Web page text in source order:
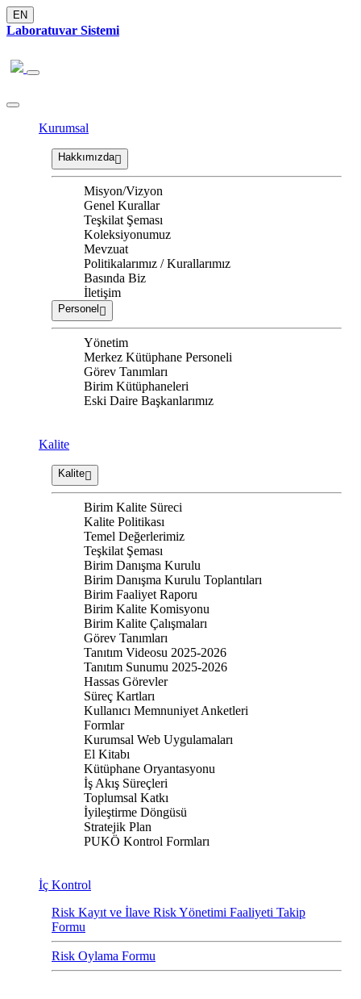
EN
Laboratuvar Sistemi
Kurumsal
Hakkımızda
Misyon/Vizyon
Genel Kurallar
Teşkilat Şeması
Koleksiyonumuz
Mevzuat
Politikalarımız / Kurallarımız
Basında Biz
İletişim
Personel
Yönetim
Merkez Kütüphane Personeli
Görev Tanımları
Birim Kütüphaneleri
Eski Daire Başkanlarımız
Kalite
Kalite
Birim Kalite Süreci
Kalite Politikası
Temel Değerlerimiz
Teşkilat Şeması
Birim Danışma Kurulu
Birim Danışma Kurulu Toplantıları
Birim Faaliyet Raporu
Birim Kalite Komisyonu
Birim Kalite Çalışmaları
Görev Tanımları
Tanıtım Videosu 2025-2026
Tanıtım Sunumu 2025-2026
Hassas Görevler
Süreç Kartları
Kullanıcı Memnuniyet Anketleri
Formlar
Kurumsal Web Uygulamaları
El Kitabı
Kütüphane Oryantasyonu
İş Akış Süreçleri
Toplumsal Katkı
İyileştirme Döngüsü
Stratejik Plan
PUKÖ Kontrol Formları
İç Kontrol
Risk Kayıt ve İlave Risk Yönetimi Faaliyeti Takip
Formu
Risk Oylama Formu